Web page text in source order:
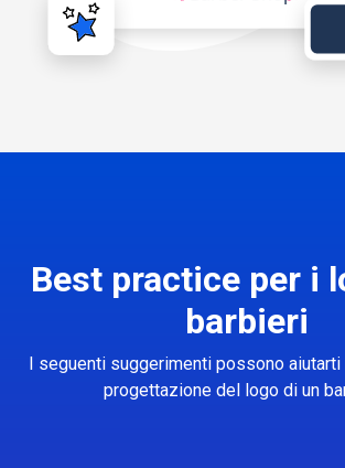
Best practice per i
barbieri
I seguenti suggerimenti possono
progettazione del logo di un